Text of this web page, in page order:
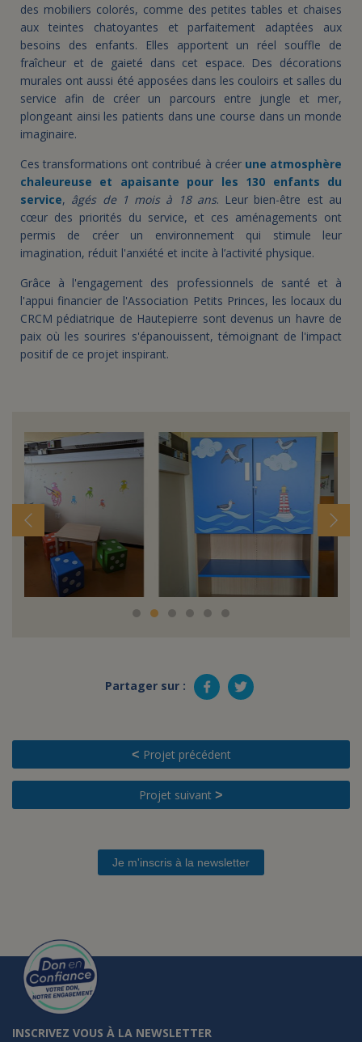
des mobiliers colorés, comme des petites tables et chaises
aux teintes chatoyantes et parfaitement adaptées aux
besoins des enfants. Elles apportent un réel souffle de
fraîcheur et de gaieté dans cet espace. Des décorations
murales ont aussi été apposées dans les couloirs et salles du
service afin de créer un parcours entre jungle et mer,
plongeant ainsi les patients dans une course dans un monde
imaginaire.
Ces transformations ont contribué à créer une atmosphère
chaleureuse et apaisante pour les 130 enfants du
service, âgés de 1 mois à 18 ans. Leur bien-être est au
cœur des priorités du service, et ces aménagements ont
permis de créer un environnement qui stimule leur
imagination, réduit l'anxiété et incite à l’activité physique.
Grâce à l'engagement des professionnels de santé et à
l'appui financier de l'Association Petits Princes, les locaux du
CRCM pédiatrique de Hautepierre sont devenus un havre de
paix où les sourires s'épanouissent, témoignant de l'impact
positif de ce projet inspirant.
Partager sur :
< Projet précédent
Projet suivant >
Je m'inscris à la newsletter
INSCRIVEZ VOUS À LA NEWSLETTER